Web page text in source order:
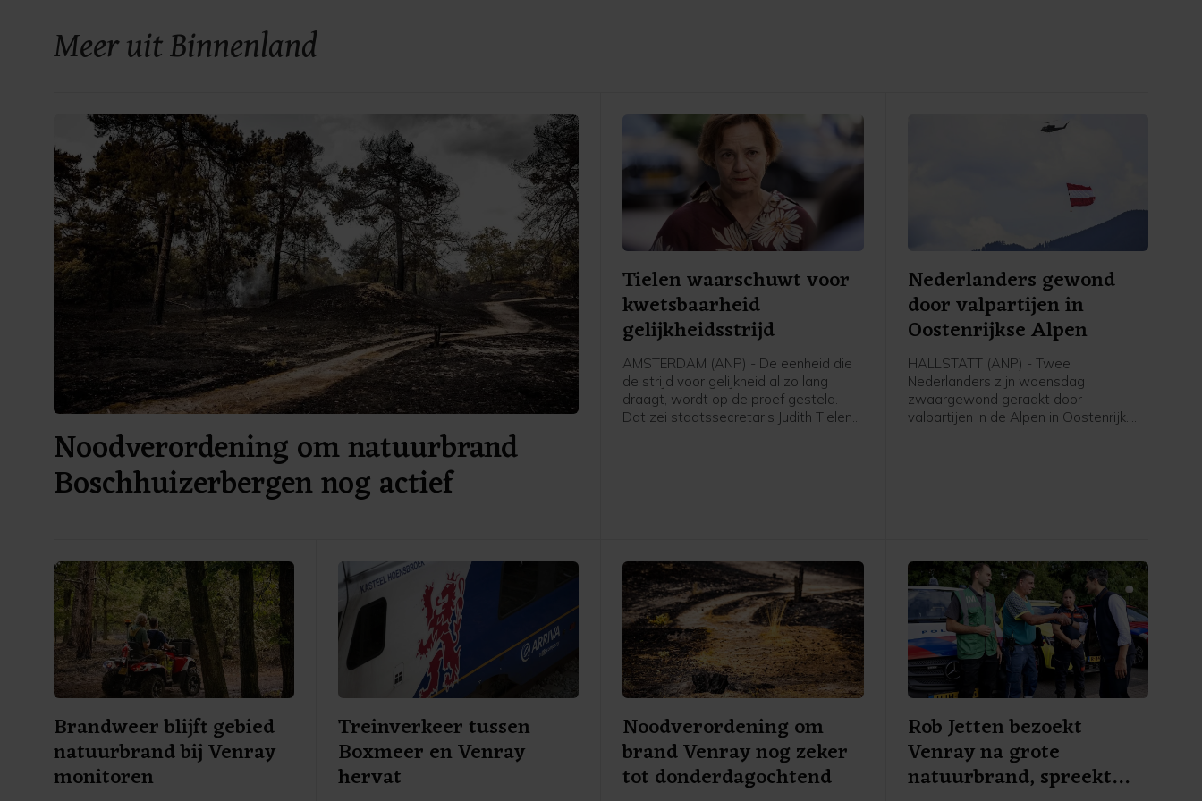
Meer uit Binnenland
Noodverordening om natuurbrand
Boschhuizerbergen nog actief
Tielen waarschuwt voor
kwetsbaarheid
gelijkheidsstrijd
AMSTERDAM (ANP) - De eenheid die
de strijd voor gelijkheid al zo lang
draagt, wordt op de proef gesteld.
Dat zei staatssecretaris Judith Tielen
aldus de bewindsvrouw. Ook premier
Rob Jetten en de Amsterdamse
burgemeester Femke Halsema
memoreerden de aanslag woensdag
tijdens de opening van de
Prideconferentie.
Nederlanders gewond
door valpartijen in
Oostenrijkse Alpen
HALLSTATT (ANP) - Twee
Nederlanders zijn woensdag
zwaargewond geraakt door
valpartijen in de Alpen in Oostenrijk.
Brandweer blijft gebied
natuurbrand bij Venray
monitoren
Treinverkeer tussen
Boxmeer en Venray
hervat
Noodverordening om
brand Venray nog zeker
tot donderdagochtend
Rob Jetten bezoekt
Venray na grote
natuurbrand, spreekt